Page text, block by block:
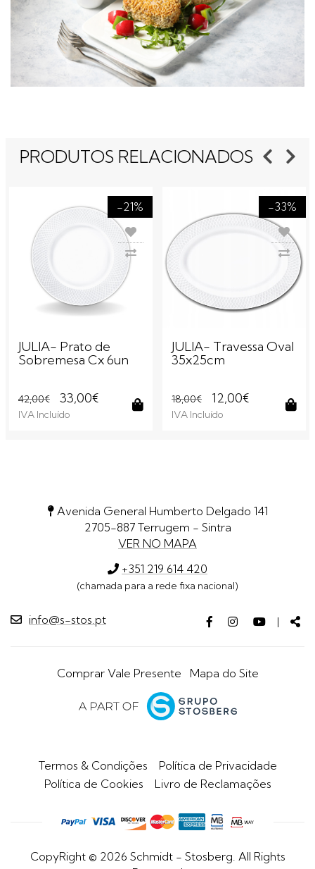
PRODUTOS RELACIONADOS
-21%
JULIA- Prato de
Sobremesa Cx 6un
42,00€ 33,00€
IVA Incluído Comprar
-33%
JULIA- Travessa Oval
35x25cm
18,00€ 12,00€
IVA Incluído
Avenida General Humberto Delgado 141
2705-887 Terrugem - Sintra
VER NO MAPA
+351 219 614 420
(chamada para a rede fixa nacional)
info@s-stos.pt
Facebook
InstagramYoutube
|
Comprar Vale Presente Mapa do Site
Termos & Condições
Política de Privacidade
Política de Cookies
Livro de Reclamações
CopyRight © 2026 Schmidt - Stosberg. All Rights